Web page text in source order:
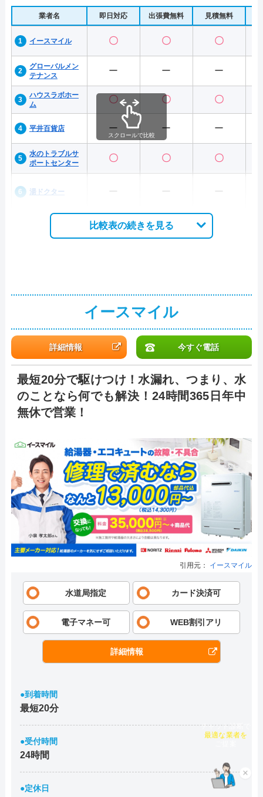
業者名 即日対応 出張費無料 見積無料
イースマイル 〇 〇 〇
グローバルメン
テナンス
ー ー ー
ハウスラボホー
ム
〇 〇 〇
平井百貨店 ー ー ー
水のトラブルサ
ポートセンター
〇 〇 〇
湯ドクター ー ー ー
スクロールで比較
比較表の続きを見る
イースマイル
詳細情報 今すぐ電話
最短20分で駆けつけ！水漏れ、つまり、水
のことなら何でも解決！24時間365日年中
無休で営業！
引用元： イースマイル
水道局指定 カード決済可
電子マネー可 WEB割引アリ
詳細情報
●到着時間
最短20分
●受付時間
24時間
●定休日
×
最適な業者を